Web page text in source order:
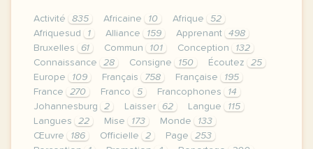
Activité 835 Africaine 10 Afrique
52
Afriquesud
1 Alliance 159 Apprenant
498
Bruxelles
61 Commun 101 Conception
132
Connaissance
28 Consigne 150 Écoutez
25
Europe
109 Français 758 Française
195
France
270 Franco 5 Francophones
14
Johannesburg
2 Laisser 62 Langue
115
Langues
22 Mise 173 Monde
133
Œuvre
186 Officielle 2 Page
253